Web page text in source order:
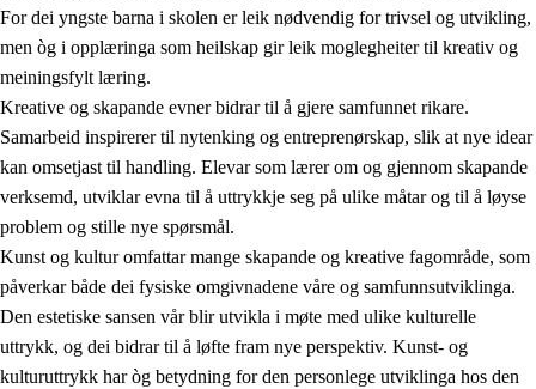
1.3 Kritisk tenking og etisk bevisstheit
1.4 Skaparglede, engasjement og utforskartrong
1.5 Respekt for naturen og miljøbevisstheit
1.6 Demokrati og medverknad
For dei yngste barna i skolen er leik nødvendig for trivsel og utvikling,
men òg i opplæringa som heilskap gir leik moglegheiter til kreativ og
meiningsfylt læring.
Kreative og skapande evner bidrar til å gjere samfunnet rikare.
Samarbeid inspirerer til nytenking og entreprenørskap, slik at nye idear
kan omsetjast til handling. Elevar som lærer om og gjennom skapande
verksemd, utviklar evna til å uttrykkje seg på ulike måtar og til å løyse
problem og stille nye spørsmål.
Kunst og kultur omfattar mange skapande og kreative fagområde, som
påverkar både dei fysiske omgivnadene våre og samfunnsutviklinga.
Den estetiske sansen vår blir utvikla i møte med ulike kulturelle
uttrykk, og dei bidrar til å løfte fram nye perspektiv. Kunst- og
kulturuttrykk har òg betydning for den personlege utviklinga hos den